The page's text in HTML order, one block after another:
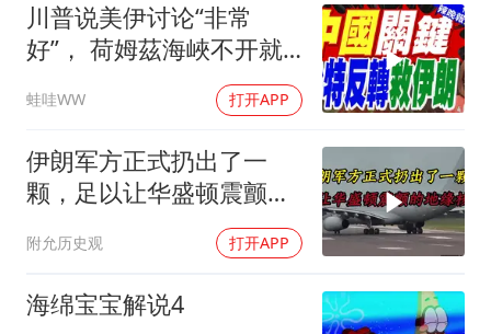
川普说美伊讨论“非常
好”， 荷姆茲海峽不开就
出重拳｜帅化民.孙大千.
谢寒冰｜辣晚报20260805
蛙哇WW 打开APP
伊朗军方正式扔出了一
颗，足以让华盛顿震颤的
附允历史观 打开APP
海绵宝宝解说4